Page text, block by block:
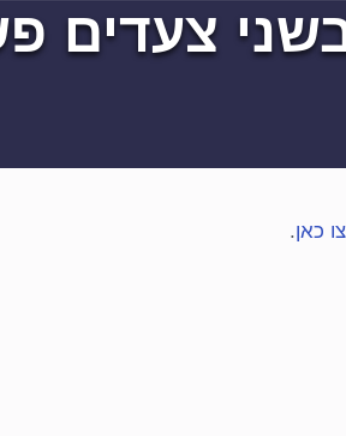
צעדים
כאן.